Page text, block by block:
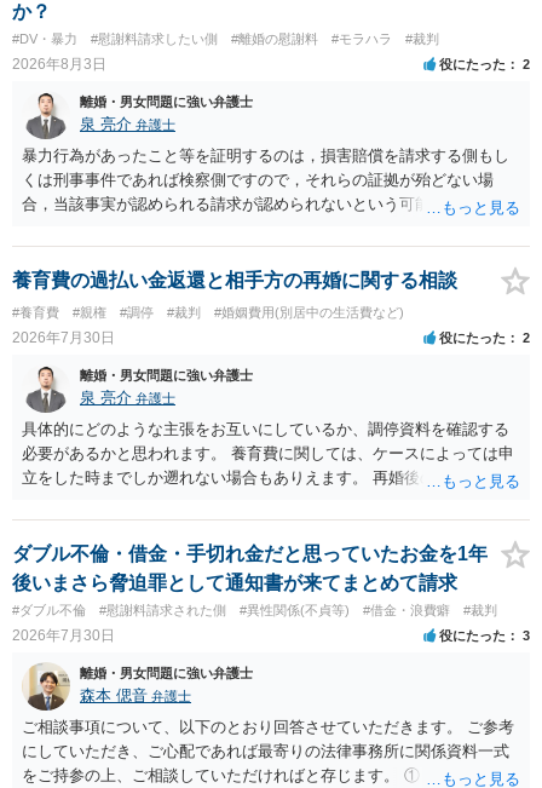
か？
#DV・暴力 #慰謝料請求したい側 #離婚の慰謝料 #モラハラ #裁判
2026年8月3日 役にたった 2
離婚・男女問題に強い弁護士
泉 亮介 弁護士
暴力行為があったこと等を証明するのは，損害賠償を請求する側もし
くは刑事事件であれば検察側ですので，それらの証拠が殆どない場
合，当該事実が認められる請求が認められないという可能性はあるで
養育費の過払い金返還と相手方の再婚に関する相談
#養育費 #親権 #調停 #裁判 #婚姻費用(別居中の生活費など)
2026年7月30日 役にたった 2
離婚・男女問題に強い弁護士
泉 亮介 弁護士
具体的にどのような主張をお互いにしているか、調停資料を確認する
必要があるかと思われます。 養育費に関しては、ケースによっては申
立をした時までしか遡れない場合もありえます。 再婚後の相手方の行
養育費に関するやりとり等があればそちらについても確認する必要が
あるでしょう。 公開相談の場での回答よりも個別に弁護士にご相談さ
れることをお勧めいたします。
ダブル不倫・借金・手切れ金だと思っていたお金を1年
後いまさら脅迫罪として通知書が来てまとめて請求
#ダブル不倫 #慰謝料請求された側 #異性関係(不貞等) #借金・浪費癖 #裁判
2026年7月30日 役にたった 3
離婚・男女問題に強い弁護士
森本 偲音 弁護士
ご相談事項について、以下のとおり回答させていただきます。 ご参考
にしていただき、ご心配であれば最寄りの法律事務所に関係資料一式
をご持参の上、ご相談していただければと存じます。 ① このLINEの